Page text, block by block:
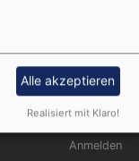
Anmelden
Alle akzeptieren
Realisiert mit Klaro!